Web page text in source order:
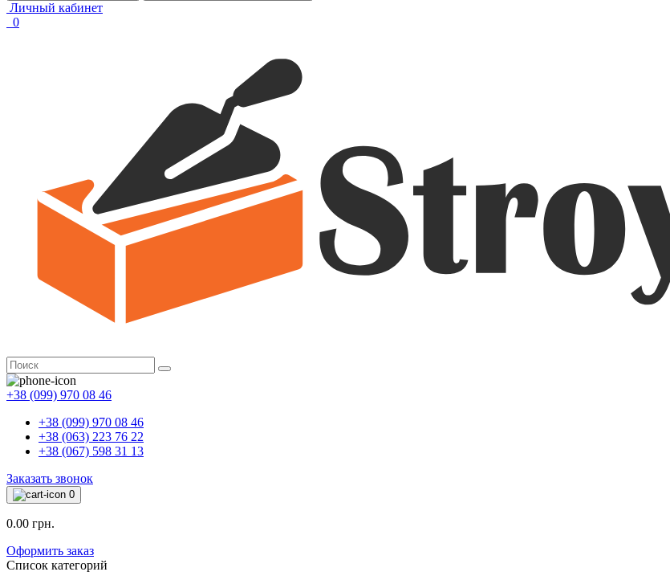
Личный кабинет
0
+38 (099) 970 08 46
+38 (099) 970 08 46
+38 (063) 223 76 22
+38 (067) 598 31 13
Заказать звонок
0
0.00 грн.
Оформить заказ
Список категорий